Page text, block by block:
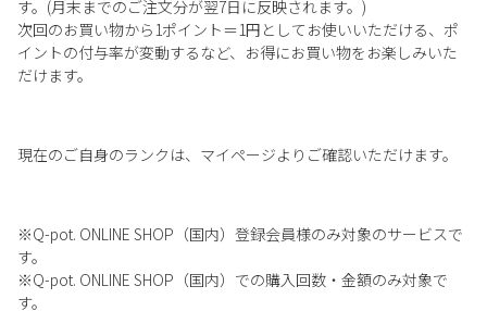
す。(月末までのご注文分が翌7日に反映されます。)
次回のお買い物から1ポイント＝1円としてお使いいただける、ポ
イントの付与率が変動するなど、お得にお買い物をお楽しみいた
だけます。
現在のご自身のランクは、マイページよりご確認いただけます。
※Q-pot. ONLINE SHOP（国内）登録会員様のみ対象のサービスで
す。
※Q-pot. ONLINE SHOP（国内）での購入回数・金額のみ対象で
す。